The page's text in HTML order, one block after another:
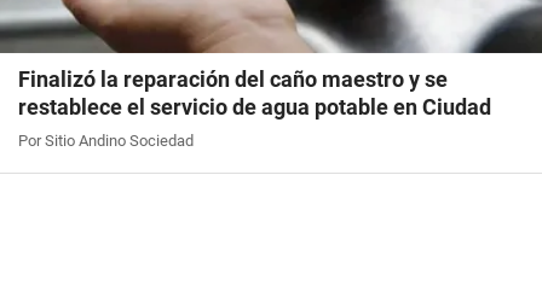
Finalizó la reparación del caño maestro y se
restablece el servicio de agua potable en Ciudad
Por Sitio Andino Sociedad